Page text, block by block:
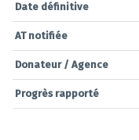
Date définitive
AT notifiée
Donateur / Agence
Progrès rapporté